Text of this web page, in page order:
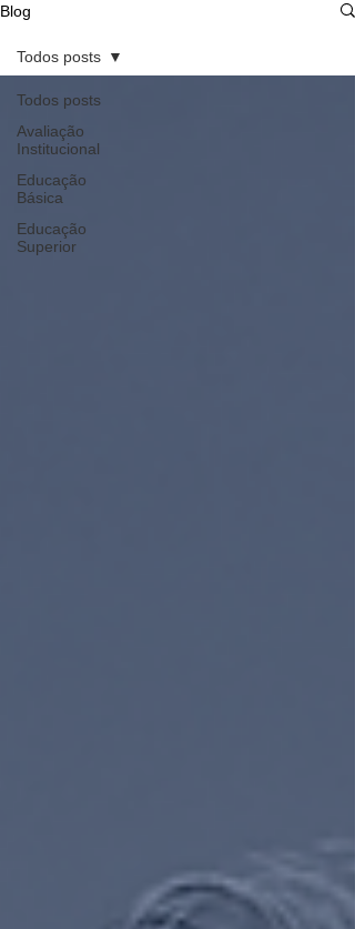
Blog
Todos posts
Avaliação
Institucional
Educação
Básica
Educação
Superior
Todos posts